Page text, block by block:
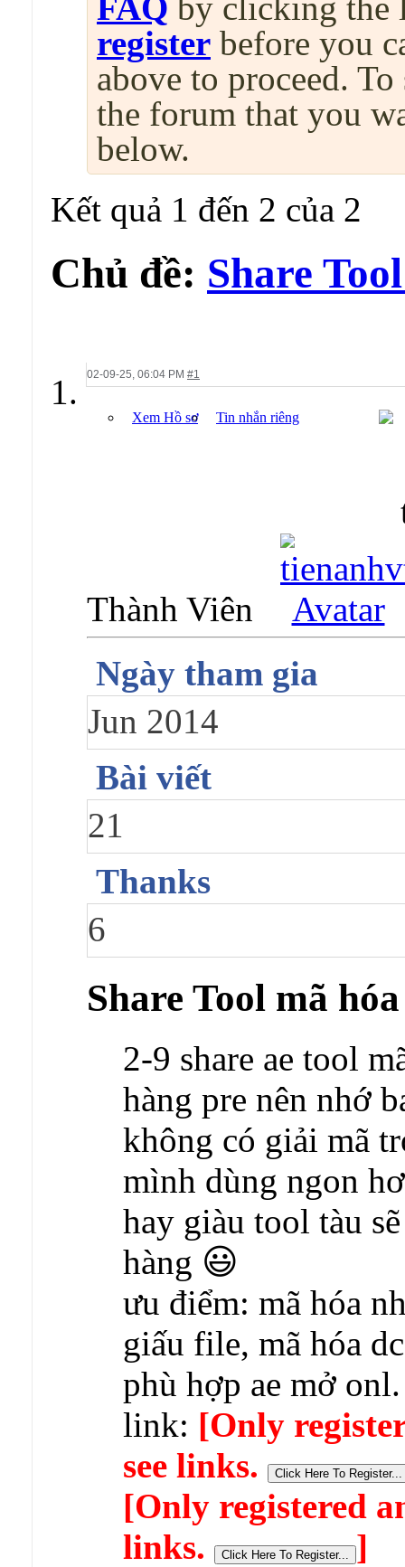
register before you
above to proceed.
the forum that you
below.
Kết quả 1 đến 2 của 2
Chủ đề: Share
02-09-25, 06:04 PM #1
Xem Hồ sơ Tin nhắn riêng
Thành Viên
Ngày tham gia
Jun 2014
Bài viết
21
Thanks
6
Share Tool mã
2-9 share ae tool
hàng pre nên nhớ
không có giải mã
mình dùng ngon
hay giàu tool tàu
hàng 😃
ưu điểm: mã hóa
giấu file, mã hóa
phù hợp ae mở onl.
link: [Only
see links.
[Only registered
links.
]